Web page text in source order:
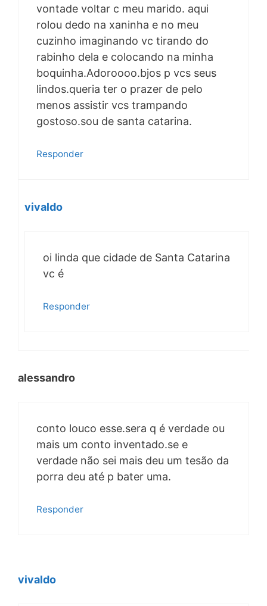
vontade voltar c meu marido. aqui
rolou dedo na xaninha e no meu
cuzinho imaginando vc tirando do
rabinho dela e colocando na minha
boquinha.Adoroooo.bjos p vcs seus
lindos.queria ter o prazer de pelo
menos assistir vcs trampando
gostoso.sou de santa catarina.
Responder
vivaldo
oi linda que cidade de Santa Catarina
vc é
Responder
alessandro
conto louco esse.sera q é verdade ou
mais um conto inventado.se e
verdade não sei mais deu um tesão da
porra deu até p bater uma.
Responder
vivaldo